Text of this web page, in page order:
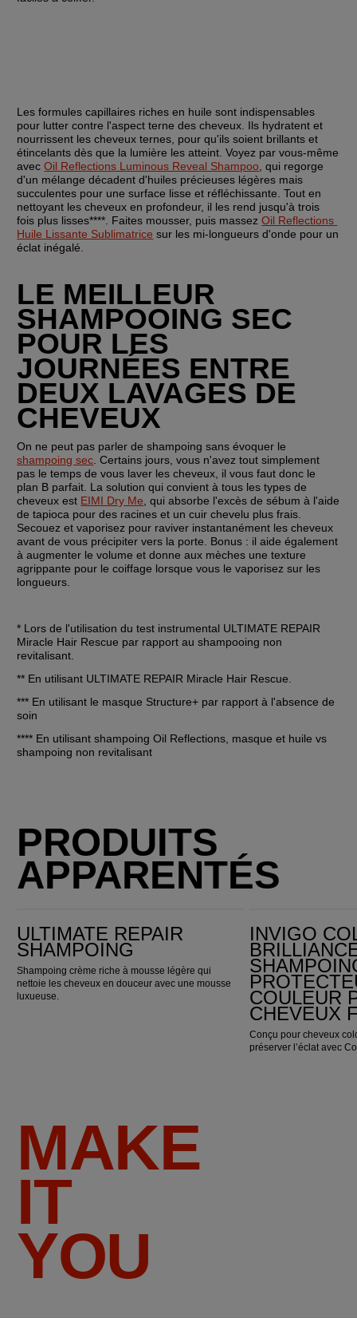
Les formules capillaires riches en huile sont indispensables
pour lutter contre l'aspect terne des cheveux. Ils hydratent et
nourrissent les cheveux ternes, pour qu'ils soient brillants et
étincelants dès que la lumière les atteint. Voyez par vous-même
avec Oil Reflections Luminous Reveal Shampoo , qui regorge
d'un mélange décadent d'huiles précieuses légères mais
succulentes pour une surface lisse et réfléchissante. Tout en
nettoyant les cheveux en profondeur, il les rend jusqu'à trois
fois plus lisses****. Faites mousser, puis massez Oil Reflections
Huile Lissante Sublimatrice sur les mi-longueurs d'onde pour un
éclat inégalé.
LE MEILLEUR
SHAMPOOING SEC
POUR LES
JOURNÉES ENTRE
DEUX LAVAGES DE
CHEVEUX
shampoing sec . Certains jours, vous n'avez tout simplement
pas le temps de vous laver les cheveux, il vous faut donc le
plan B parfait. La solution qui convient à tous les types de
cheveux est EIMI Dry Me , qui absorbe l'excès de sébum à l'aide
de tapioca pour des racines et un cuir chevelu plus frais.
Secouez et vaporisez pour raviver instantanément les cheveux
avant de vous précipiter vers la porte. Bonus : il aide également
à augmenter le volume et donne aux mèches une texture
agrippante pour le coiffage lorsque vous le vaporisez sur les
longueurs.
* Lors de l'utilisation du test instrumental ULTIMATE REPAIR
Miracle Hair Rescue par rapport au shampooing non
revitalisant.
** En utilisant ULTIMATE REPAIR Miracle Hair Rescue.
*** En utilisant le masque Structure+ par rapport à l'absence de
soin
**** En utilisant shampoing Oil Reflections, masque et huile vs
shampoing non revitalisant
PRODUITS
APPARENTÉS
ULTIMATE REPAIR
SHAMPOING
Shampoing crème riche à mousse légère qui
nettoie les cheveux en douceur avec une mousse
luxueuse.
INVIGO
COULEUR
CHEVEUX
Conçu pour cheveux
préserver l’éclat avec
MAKE
IT
YOU